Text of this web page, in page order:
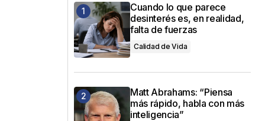
Cuando lo que parece
desinterés es, en realidad,
falta de fuerzas
Calidad de Vida
Matt Abrahams: “Piensa
más rápido, habla con más
inteligencia”